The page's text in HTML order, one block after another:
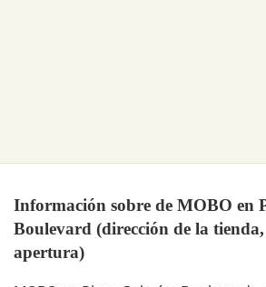
Información sobre de MOBO en
Boulevard (dirección de la
apertura)